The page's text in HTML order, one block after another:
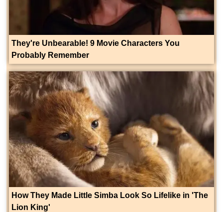
They're Unbearable! 9 Movie Characters You
Probably Remember
How They Made Little Simba Look So Lifelike in 'The
Lion King'